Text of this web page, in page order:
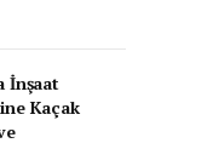
İnşaat
Kaçak